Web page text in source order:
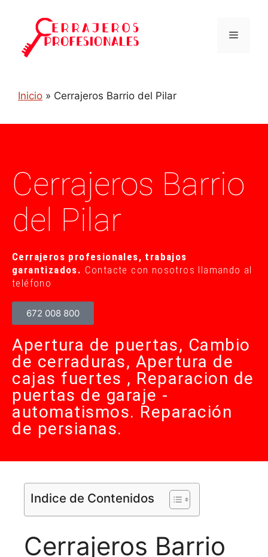
Inicio » Cerrajeros Barrio del Pilar
Cerrajeros Barrio
del Pilar
Cerrajeros profesionales, trabajos
garantizados. Contacte con nosotros llamando al
teléfono
672 008 800
Apertura de puertas, Cambio
de cerraduras, Apertura de
cajas fuertes , Reparacion de
puertas de garaje -
automatismos. Reparación
de persianas.
Indice de Contenidos
Cerrajeros Barrio